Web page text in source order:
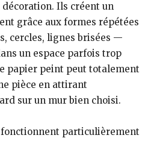
décoration. Ils créent un
grâce aux formes répétées
cercles, lignes brisées —
un espace parfois trop
papier peint peut totalement
pièce en attirant
sur un mur bien choisi.
particulièrement